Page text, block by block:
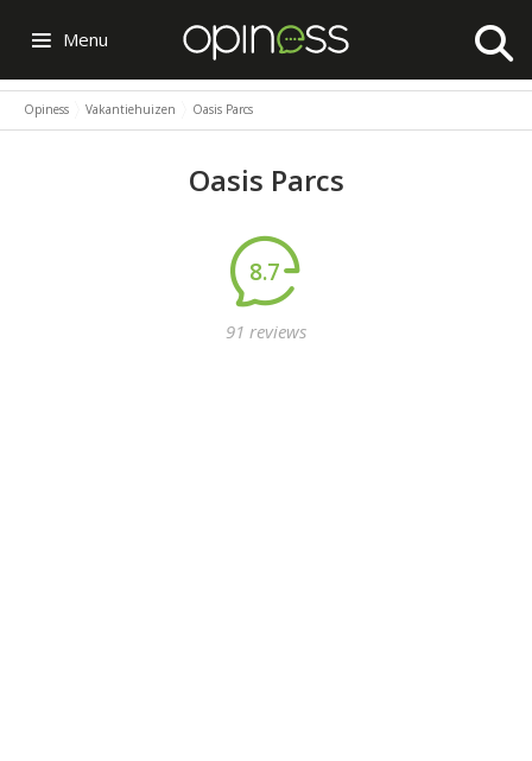
Menu
Opiness Vakantiehuizen Oasis Parcs
Oasis Parcs
8.7
91 reviews